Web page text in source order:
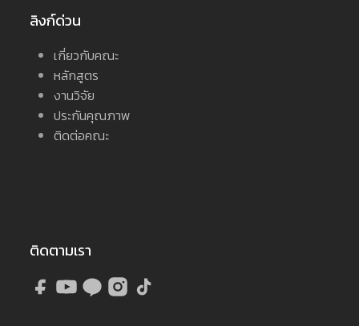
ลิงก์ด่วน
เกี่ยวกับคณะ
หลักสูตร
งานวิจัย
ประกันคุณภาพ
ติดต่อคณะ
ติดตามเรา